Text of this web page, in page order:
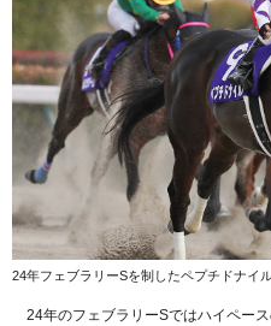
24年フェブラリーSを制したペプチドナイ
24年のフェブラリーSではハイペー